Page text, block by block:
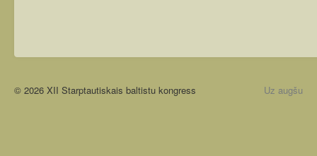
Uz augšu
© 2026 XII Starptautiskais baltistu kongress